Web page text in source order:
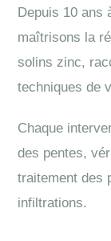
Depuis 10 ans
maîtrisons la
solins zinc,
techniques de
Chaque
des pentes,
traitement des
infiltrations.